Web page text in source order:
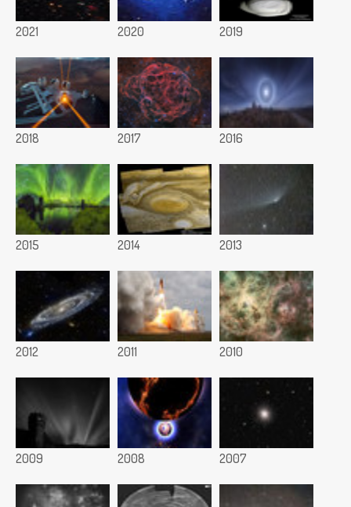
2021 2020 2019
2018 2017 2016
2015 2014 2013
2012 2011 2010
2009 2008 2007